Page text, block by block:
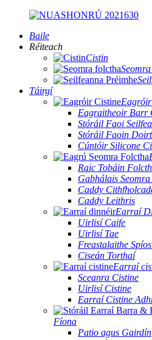
Baile
Réiteach
Cistin
Táirgí
Eagraitheoir Barr
Stóráil Faoi
Stóráil Faoin
Cúntóir Silicone
Raic Tobáin
Gabhálais
Caddy
Caddy Leithris
Earraí
Uirlisí Caife
Uirlisí Tae
Freastalaithe
Ciseán Torthaí
Earraí
Sceanra Cistine
Uirlisí Cistine
Earraí Cistine
Fíona
Patio agus Gairdín